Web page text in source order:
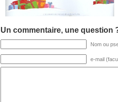
Un commentaire, une question
Nom ou
e-mail